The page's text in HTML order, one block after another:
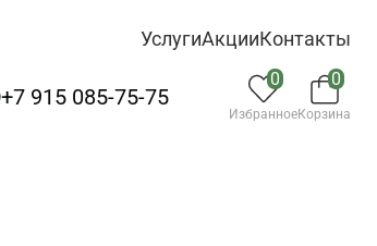
УслугиАкцииКонтакты
+7 915 085-75-75
0
Избранное
0
Корзина